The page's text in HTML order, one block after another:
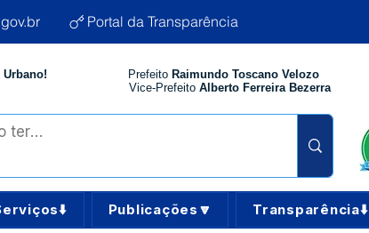
Portal da Transparência
Prefeito Raimundo Toscano Velozo
Vice-Prefeito Alberto Ferreira Bezerra
Publicações🔽 Transparência⬇️